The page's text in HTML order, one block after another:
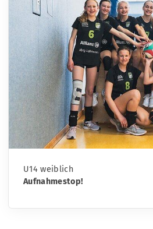
U14 weiblich
Aufnahmestop!